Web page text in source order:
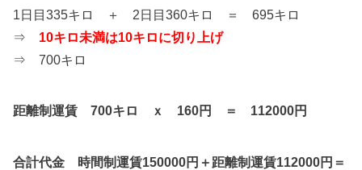
1日目335キロ ＋ 2日目360キロ ＝ 695キロ
⇒ 10キロ未満は10キロに切り上げ
⇒ 700キロ
距離制運賃 700キロ ｘ 160円 ＝ 112000円
合計代金 時間制運賃150000円＋距離制運賃112000円＝